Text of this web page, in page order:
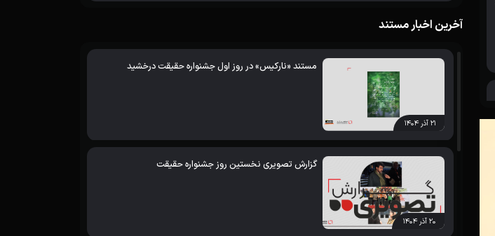
آخرین اخبار مستند
۲۱ آذر ۱۴۰۴
مستند «نارکیس» در روز اول جشنواره حقیقت درخشید
۲۰ آذر ۱۴۰۴
گزارش تصویری نخستین روز جشنواره حقیقت